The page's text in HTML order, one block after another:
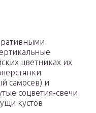
цветниках их
самосев) и
соцветия-свечи
кустов